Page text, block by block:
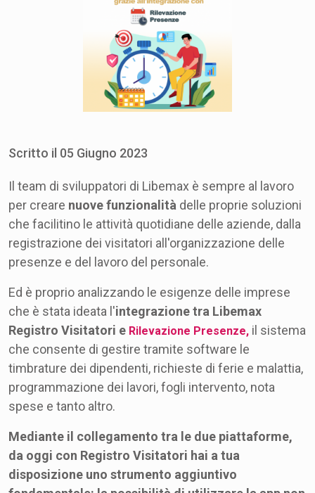
Scritto il 05 Giugno 2023
Il team di sviluppatori di Libemax è sempre al lavoro
per creare nuove funzionalità delle proprie soluzioni
che facilitino le attività quotidiane delle aziende, dalla
registrazione dei visitatori all'organizzazione delle
presenze e del lavoro del personale.
Ed è proprio analizzando le esigenze delle imprese
che è stata ideata l'integrazione tra Libemax
Registro Visitatori e Rilevazione Presenze, il sistema
che consente di gestire tramite software le
timbrature dei dipendenti, richieste di ferie e malattia,
programmazione dei lavori, fogli intervento, nota
spese e tanto altro.
Mediante il collegamento tra le due piattaforme,
da oggi con Registro Visitatori hai a tua
disposizione uno strumento aggiuntivo